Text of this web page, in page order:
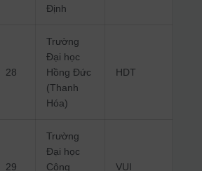
Định
28
Trường
Đại học
Hồng Đức
(Thanh
Hóa)
HDT
29
Trường
Đại học
Công
VUI